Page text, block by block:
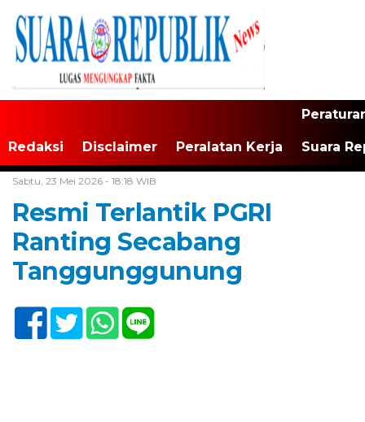
Redaksi Disclaimer Peralatan Kerja Suara
Sabtu, 23 Mei 2026 - 18:18 WIB
Resmi Terlantik PGRI
Ranting Secabang
Tanggunggunung